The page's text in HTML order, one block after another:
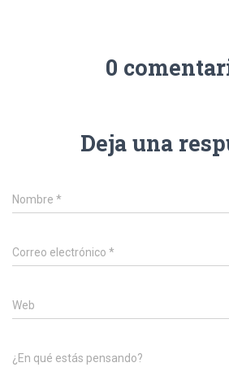
0
Deja una
Nombre *
Correo electrónico *
Web
¿En qué estás pensando?